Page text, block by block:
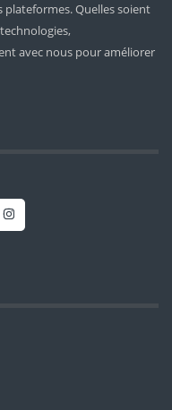
plateformes. Quelles soient
avec nous pour améliorer